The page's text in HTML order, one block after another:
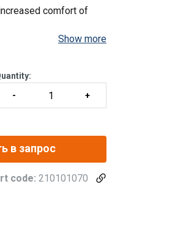
comfort of
Show more
в запрос
code: 210101070